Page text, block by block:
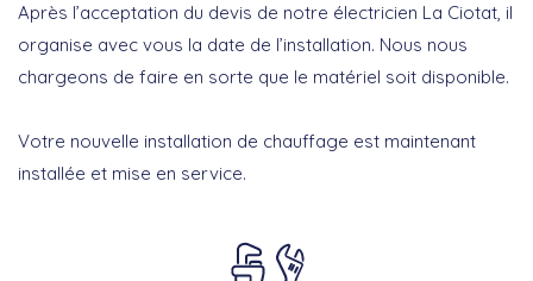
Après l’acceptation du devis de notre électricien La Ciotat, il
organise avec vous la date de l’installation. Nous nous
chargeons de faire en sorte que le matériel soit disponible.
Votre nouvelle installation de chauffage est maintenant
installée et mise en service.